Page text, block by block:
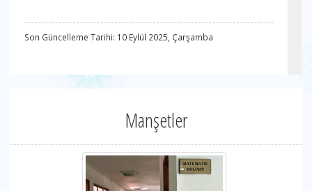
Son Güncelleme Tarihi: 10 Eylül 2025, Çarşamba
Manşetler